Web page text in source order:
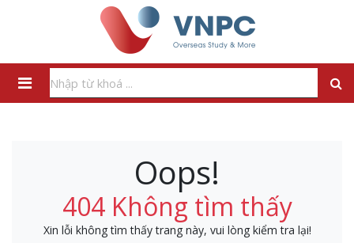
Oops!
404 Không tìm thấy
Xin lỗi không tìm thấy trang này, vui lòng kiểm tra lại!